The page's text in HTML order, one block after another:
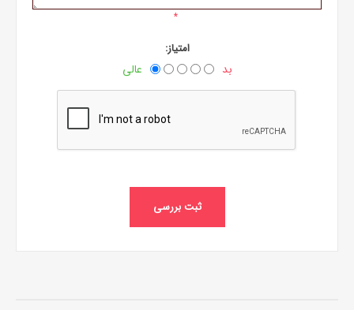
*
امتیاز:
بد عالی
ثبت بررسی